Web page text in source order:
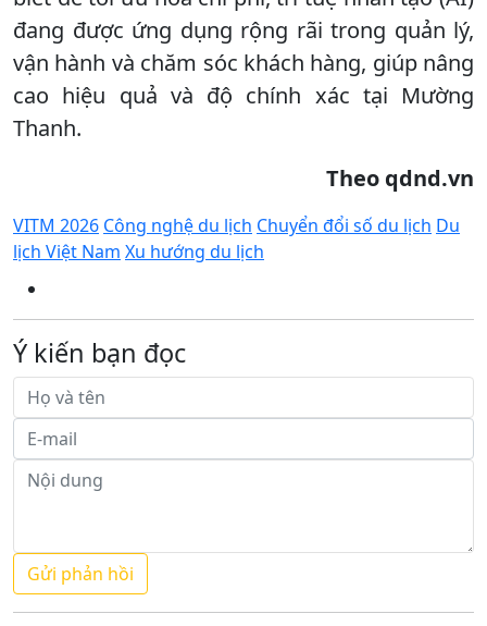
đang được ứng dụng rộng rãi trong quản lý,
vận hành và chăm sóc khách hàng, giúp nâng
cao hiệu quả và độ chính xác tại Mường
Thanh.
Theo qdnd.vn
VITM 2026 Công nghệ du lịch Chuyển đổi số du lịch Du
lịch Việt Nam Xu hướng du lịch
Ý kiến bạn đọc